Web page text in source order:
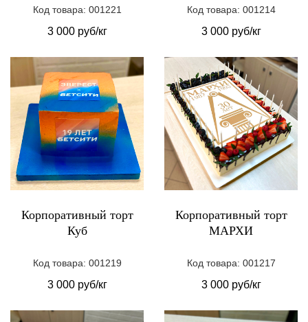
Код товара: 001221
3 000 руб/кг
Код товара: 001214
3 000 руб/кг
Корпоративный торт
Куб
Код товара: 001219
3 000 руб/кг
Корпоративный торт
МАРХИ
Код товара: 001217
3 000 руб/кг